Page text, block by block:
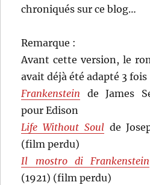
chroniqués sur ce blog…
Remarque :
Avant cette version, le
avait déjà été adapté 3 fois
Frankenstein de James
pour Edison
Life Without Soulde
(film perdu)
Il mostro di Frankenstein
(1921) (film perdu)